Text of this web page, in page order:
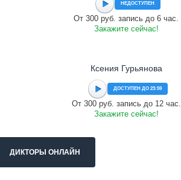
НЕДОСТУПЕН
От 300 руб. запись до 6 час.
Закажите сейчас!
Ксения Гурьянова
ДОСТУПЕН ДО 23:59
От 300 руб. запись до 12 час.
Закажите сейчас!
ДИКТОРЫ ОНЛАЙН